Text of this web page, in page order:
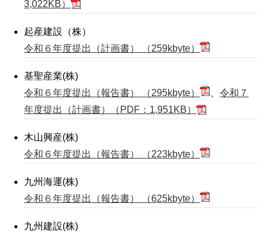
3,022KB）
起産建設（株）
令和６年度提出（計画書） （259kbyte）
基聖産業(株)
令和６年度提出（報告書） （295kbyte）
令和７
年度提出（計画書）（PDF：1,951KB）
木山興産(株)
令和６年度提出（報告書） （223kbyte）
九州海運(株)
令和６年度提出（報告書） （625kbyte）
九州建設(株)